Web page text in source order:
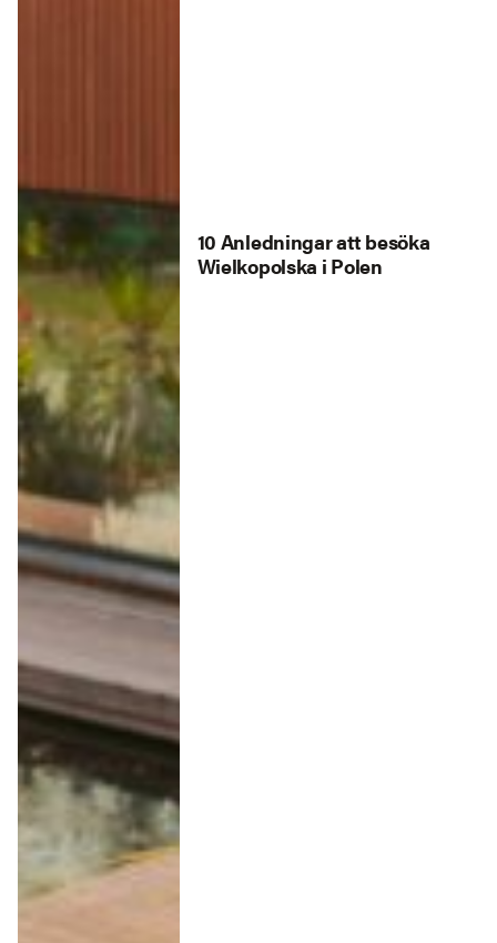
10 Anledningar att besöka
Wielkopolska i Polen